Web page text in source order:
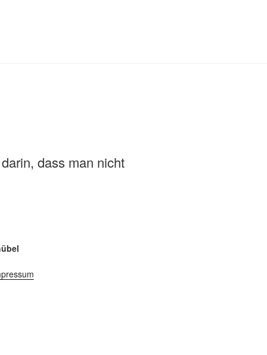
dass man nicht